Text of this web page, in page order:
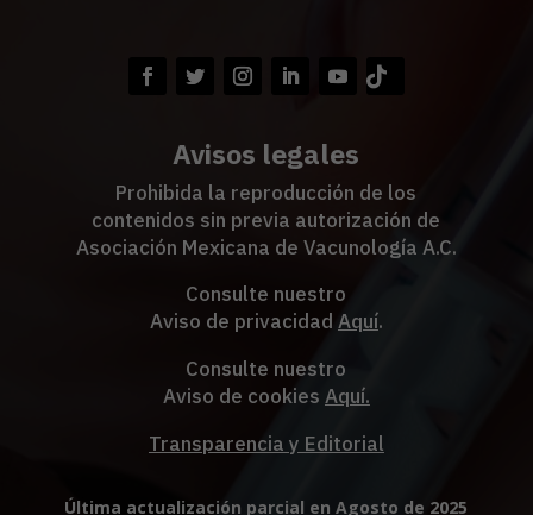
Avisos legales
Prohibida la reproducción de los
contenidos sin previa autorización de
Asociación Mexicana de Vacunología A.C.
Consulte nuestro
Aviso de privacidad Aquí.
Consulte nuestro
Aviso de cookies Aquí.
Transparencia y Editorial
Última actualización parcial en Agosto de 2025